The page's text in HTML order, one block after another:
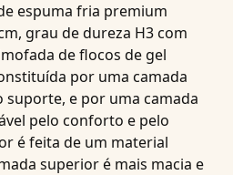
espuma fria premium
grau de dureza H3 com
de flocos de gel
por uma camada
suporte, e por uma camada
pelo conforto e pelo
é feita de um material
superior é mais macia e